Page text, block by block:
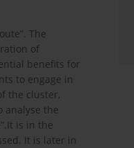
The
of
benefits for
to engage in
the cluster,
analyse the
is in the
It is later in